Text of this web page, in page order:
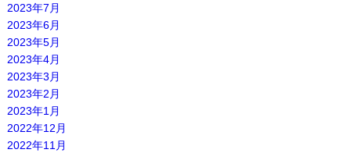
2023年7月
2023年6月
2023年5月
2023年4月
2023年3月
2023年2月
2023年1月
2022年12月
2022年11月